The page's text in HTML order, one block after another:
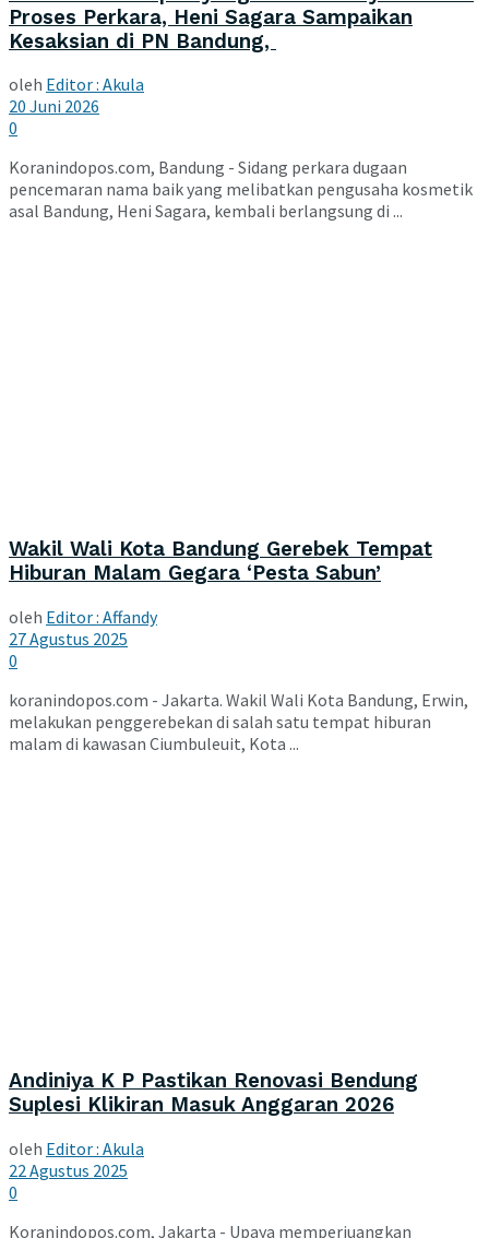
Proses Perkara, Heni Sagara Sampaikan
Kesaksian di PN Bandung,
oleh Editor : Akula
20 Juni 2026
0
Koranindopos.com, Bandung - Sidang perkara dugaan
pencemaran nama baik yang melibatkan pengusaha kosmetik
asal Bandung, Heni Sagara, kembali berlangsung di ...
Wakil Wali Kota Bandung Gerebek Tempat
Hiburan Malam Gegara ‘Pesta Sabun’
oleh Editor : Affandy
27 Agustus 2025
0
koranindopos.com - Jakarta. Wakil Wali Kota Bandung, Erwin,
melakukan penggerebekan di salah satu tempat hiburan
malam di kawasan Ciumbuleuit, Kota ...
Andiniya K P Pastikan Renovasi Bendung
Suplesi Klikiran Masuk Anggaran 2026
oleh Editor : Akula
22 Agustus 2025
0
Koranindopos.com, Jakarta - Upaya memperjuangkan